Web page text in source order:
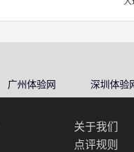
广州体验网 深圳体验
关于我们
点评规则